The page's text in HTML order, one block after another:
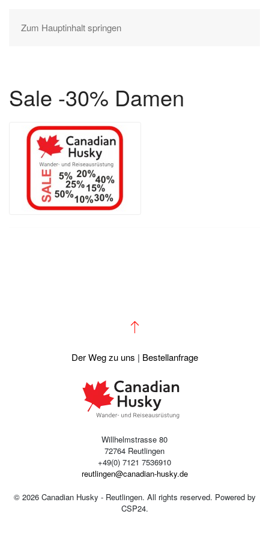
Zum Hauptinhalt springen
Sale -30% Damen
Der Weg zu uns | Bestellanfrage
Willhelmstrasse 80
72764 Reutlingen
+49(0) 7121 7536910
reutlingen@canadian-husky.de
© 2026Canadian Husky - Reutlingen. All rights reserved. Powered by
CSP24.